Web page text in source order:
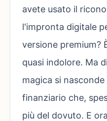
avete usato il
l'impronta digitale
versione premium?
quasi indolore. Ma
magica si
finanziario che,
più del dovuto. E